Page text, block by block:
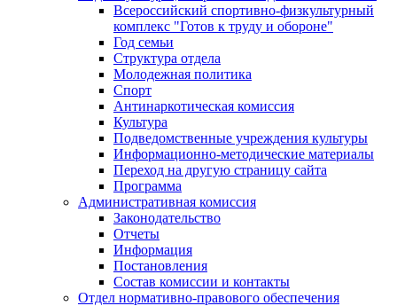
Всероссийский спортивно-физкультурный
комплекс "Готов к труду и обороне"
Год семьи
Структура отдела
Молодежная политика
Спорт
Антинаркотическая комиссия
Культура
Подведомственные учреждения культуры
Информационно-методические материалы
Переход на другую страницу сайта
Программа
Административная комиссия
Законодательство
Отчеты
Информация
Постановления
Состав комиссии и контакты
Отдел нормативно-правового обеспечения